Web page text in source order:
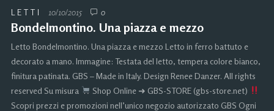
LETTI 10/10/2015 0
Bondelmontino. Una piazza e mezzo
Letto Bondelmontino. Una piazza e mezzo Letto in ferro battuto e
decorato a mano. Immagine: Testata del letto, tempera colore bianco,
finitura patinata. GBS – Made in Italy. Design Renee Danzer. All rights
reserved Su misura
Shop Online ➜ GBS-STORE (gbs-store.net)
Scopri prezzi e promozioni nell’unico negozio autorizzato GBS Ogni